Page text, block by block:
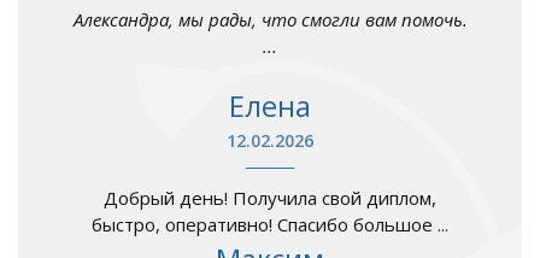
Александра, мы рады, что смогли вам помочь.
...
Елена
12.02.2026
Добрый день! Получила свой диплом,
быстро, оперативно! Спасибо большое ...